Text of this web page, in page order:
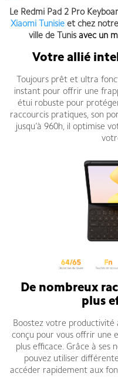
Le Redmi Pad 2 Pro
Xiaomi Tunisieet chez
ville de Tunis avec un
Votre allié
Toujours prêt et ultra
instant pour offrir une
étui robuste pour
raccourcis pratiques, son
jusqu’à 960h, il optimise
De nombreux
plus
Boostez votre productivité
conçu pour vous offrir une
plus efficace. Grâce à ses
pouvez utiliser
accéder rapidement aux